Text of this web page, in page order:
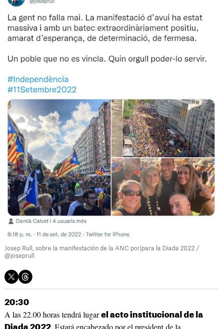
Josep Rull, sobre la manifestación de la ANC por|para la Diada 2022 /
@joseprull
20:30
A las 22.00 horas tendrá lugarel acto institucional de la
. Estará encabezado por el president de la